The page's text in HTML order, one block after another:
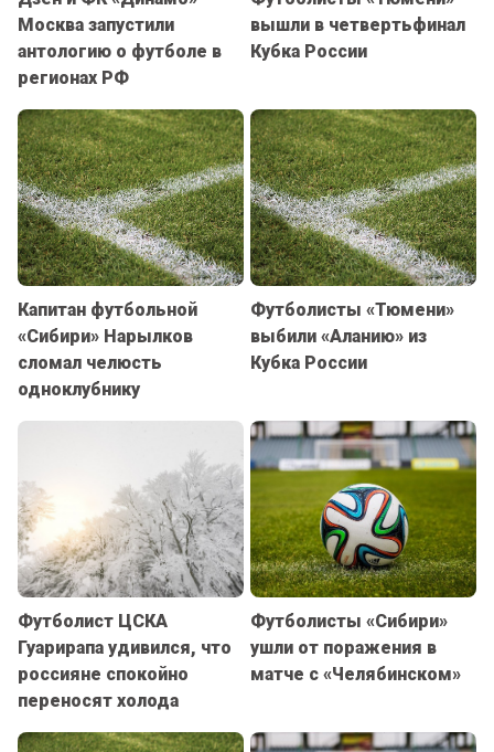
Москва запустили
антологию о футболе в
регионах РФ
вышли в четвертьфинал
Кубка России
Капитан футбольной
«Сибири» Нарылков
сломал челюсть
одноклубнику
Футболисты «Тюмени»
выбили «Аланию» из
Кубка России
Футболист ЦСКА
Гуарирапа удивился, что
россияне спокойно
переносят холода
Футболисты «Сибири»
ушли от поражения в
матче с «Челябинском»